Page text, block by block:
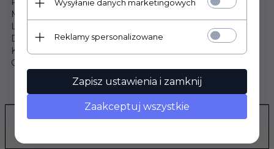
Materac: Nie jest wliczony w cenę
Lustro (BO06): Nie
Drążek ubraniowy (BO06): Tak, 2 szt.
Kontenerek: Nie jest wliczony w cenę
Gwarancja: 24 miesiące
OPINIE KLIENTÓW
Wysyłanie danych marketingowych
Reklamy spersonalizowane
Zapisz ustawienia i zamknij
Zaakceptuj wszystkie